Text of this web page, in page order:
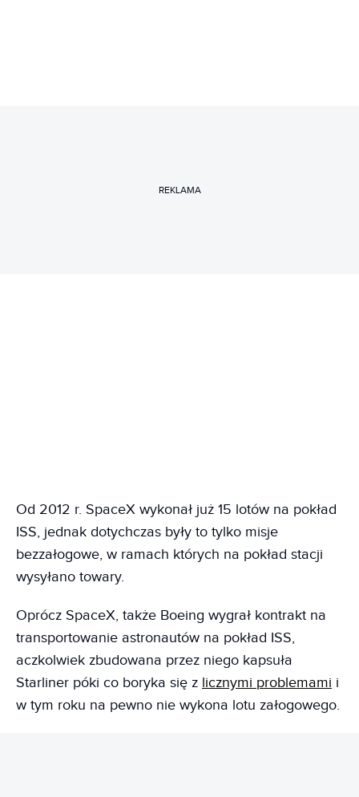
REKLAMA
Od 2012 r. SpaceX wykonał już 15 lotów na pokład
ISS, jednak dotychczas były to tylko misje
bezzałogowe, w ramach których na pokład stacji
wysyłano towary.
Oprócz SpaceX, także Boeing wygrał kontrakt na
transportowanie astronautów na pokład ISS,
aczkolwiek zbudowana przez niego kapsuła
Starliner póki co boryka się z licznymi problemami i
w tym roku na pewno nie wykona lotu załogowego.